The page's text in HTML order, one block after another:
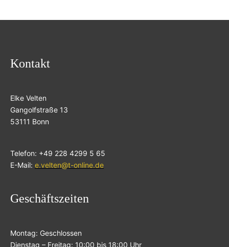
Kontakt
Elke Velten
Gangolfstraße 13
53111 Bonn
Telefon: +49 228 4299 5 65
E-Mail: e.velten@t-online.de
Geschäftszeiten
Montag: Geschlossen
Dienstag – Freitag: 10:00 bis 18:00 Uhr